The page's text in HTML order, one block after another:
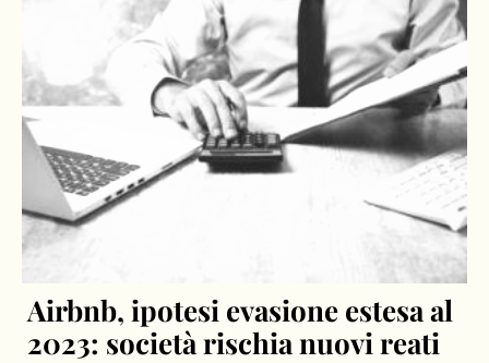
Airbnb, ipotesi evasione estesa al
2023: società rischia nuovi reati